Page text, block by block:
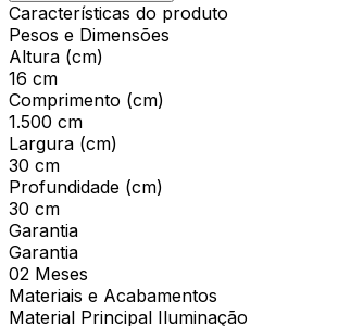
Características do produto
Pesos e Dimensões
Altura (cm)
16 cm
Comprimento (cm)
1.500 cm
Largura (cm)
30 cm
Profundidade (cm)
30 cm
Garantia
Garantia
02 Meses
Materiais e Acabamentos
Material Principal Iluminação